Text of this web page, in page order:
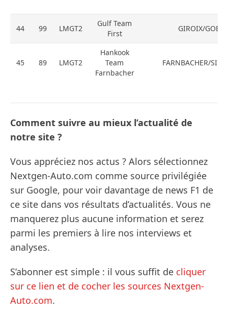
44 99 LMGT2
Gulf Team
First
GIROIX/
45 89 LMGT2
Hankook
Team
Farnbacher
FARNBACHER/
Comment suivre au mieux l’actualité de
notre site ?
Vous appréciez nos actus ? Alors sélectionnez
Nextgen-Auto.com comme source privilégiée
sur Google, pour voir davantage de news F1 de
ce site dans vos résultats d’actualités. Vous ne
manquerez plus aucune information et serez
parmi les premiers à lire nos interviews et
analyses.
S’abonner est simple : il vous suffit de cliquer
sur ce lien et de cocher les sources Nextgen-
Auto.com.